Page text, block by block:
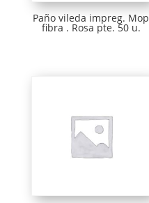
Paño vileda impreg. Mop
fibra . Rosa pte. 50 u.